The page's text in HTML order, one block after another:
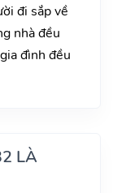
đi sắp về
nhà đều
đình đều
LÀ